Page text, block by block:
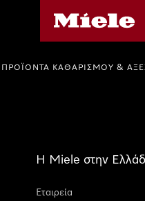
ΠΡΟΪΌΝΤΑ ΚΑΘΑΡΙΣΜΟΎ &
Η Miele στην
Εταιρεία